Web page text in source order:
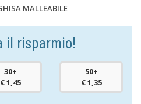
MALLEABILE
il risparmio!
30+
€ 1,45
50+
€ 1,35